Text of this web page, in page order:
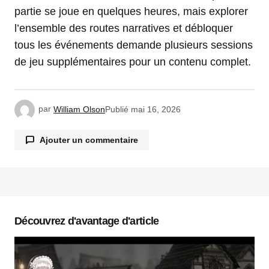
partie se joue en quelques heures, mais explorer
l’ensemble des routes narratives et débloquer
tous les événements demande plusieurs sessions
de jeu supplémentaires pour un contenu complet.
par William OlsonPublié mai 16, 2026
Ajouter un commentaire
Commentaire*
Découvrez d'avantage d'article